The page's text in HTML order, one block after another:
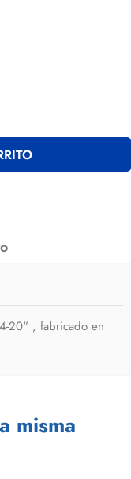
20" , fabricado en
misma